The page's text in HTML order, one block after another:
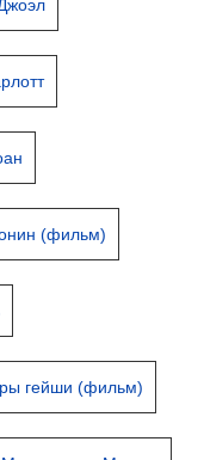
(фильм)
гейши (фильм)